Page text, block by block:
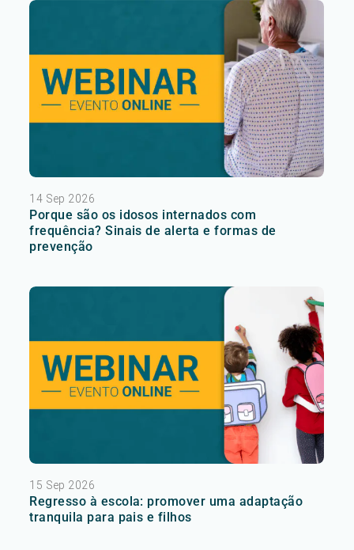
14 Sep 2026
Porque são os idosos internados com
frequência? Sinais de alerta e formas de
prevenção
15 Sep 2026
Regresso à escola: promover uma adaptação
tranquila para pais e filhos